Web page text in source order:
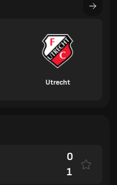
Utrecht
0
1